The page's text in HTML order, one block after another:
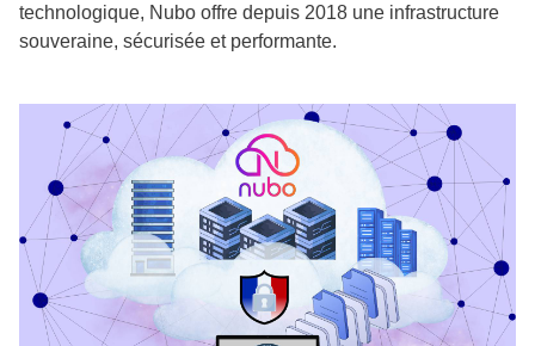
technologique, Nubo offre depuis 2018 une infrastructure
souveraine, sécurisée et performante.